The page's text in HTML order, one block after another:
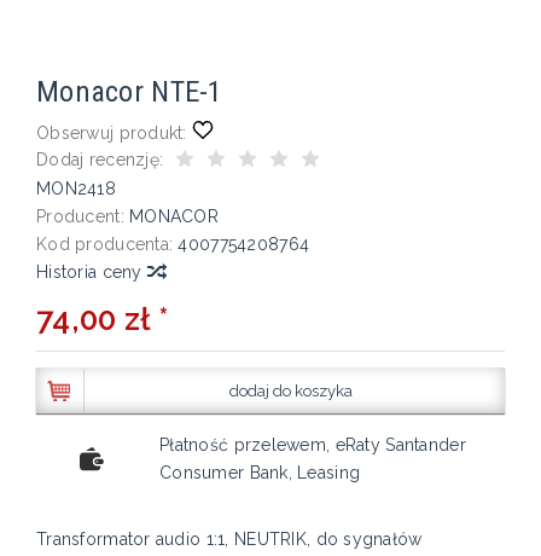
Monacor NTE-1
Obserwuj produkt:
Dodaj recenzję:
MON2418
Producent: MONACOR
Kod producenta: 4007754208764
Historia ceny
74,00 zł *
dodaj do koszyka
Płatność przelewem, eRaty Santander
Consumer Bank, Leasing
Transformator audio 1:1, NEUTRIK, do sygnałów